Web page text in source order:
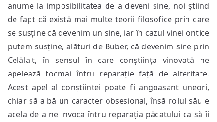
anume la imposibilitatea de a deveni sine, noi știind
de fapt că există mai multe teorii filosofice prin care
se susține că devenim un sine, iar în cazul vinei ontice
putem susține, alături de Buber, că devenim sine prin
Celălalt, în sensul în care conștiința vinovată ne
apelează tocmai întru reparație față de alteritate.
Acest apel al conștiinței poate fi angoasant uneori,
chiar să aibă un caracter obsesional, însă rolul său e
acela de a ne invoca întru reparația păcatului ca să îi